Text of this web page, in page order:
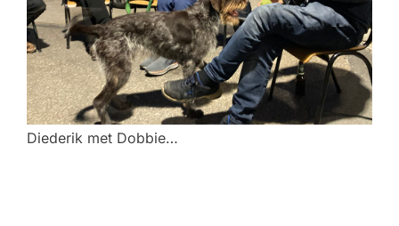
Diederik met Dobbie…